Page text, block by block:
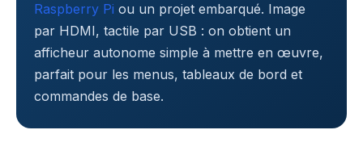
Raspberry Pi ou un projet embarqué. Image
par HDMI, tactile par USB : on obtient un
afficheur autonome simple à mettre en œuvre,
parfait pour les menus, tableaux de bord et
commandes de base.